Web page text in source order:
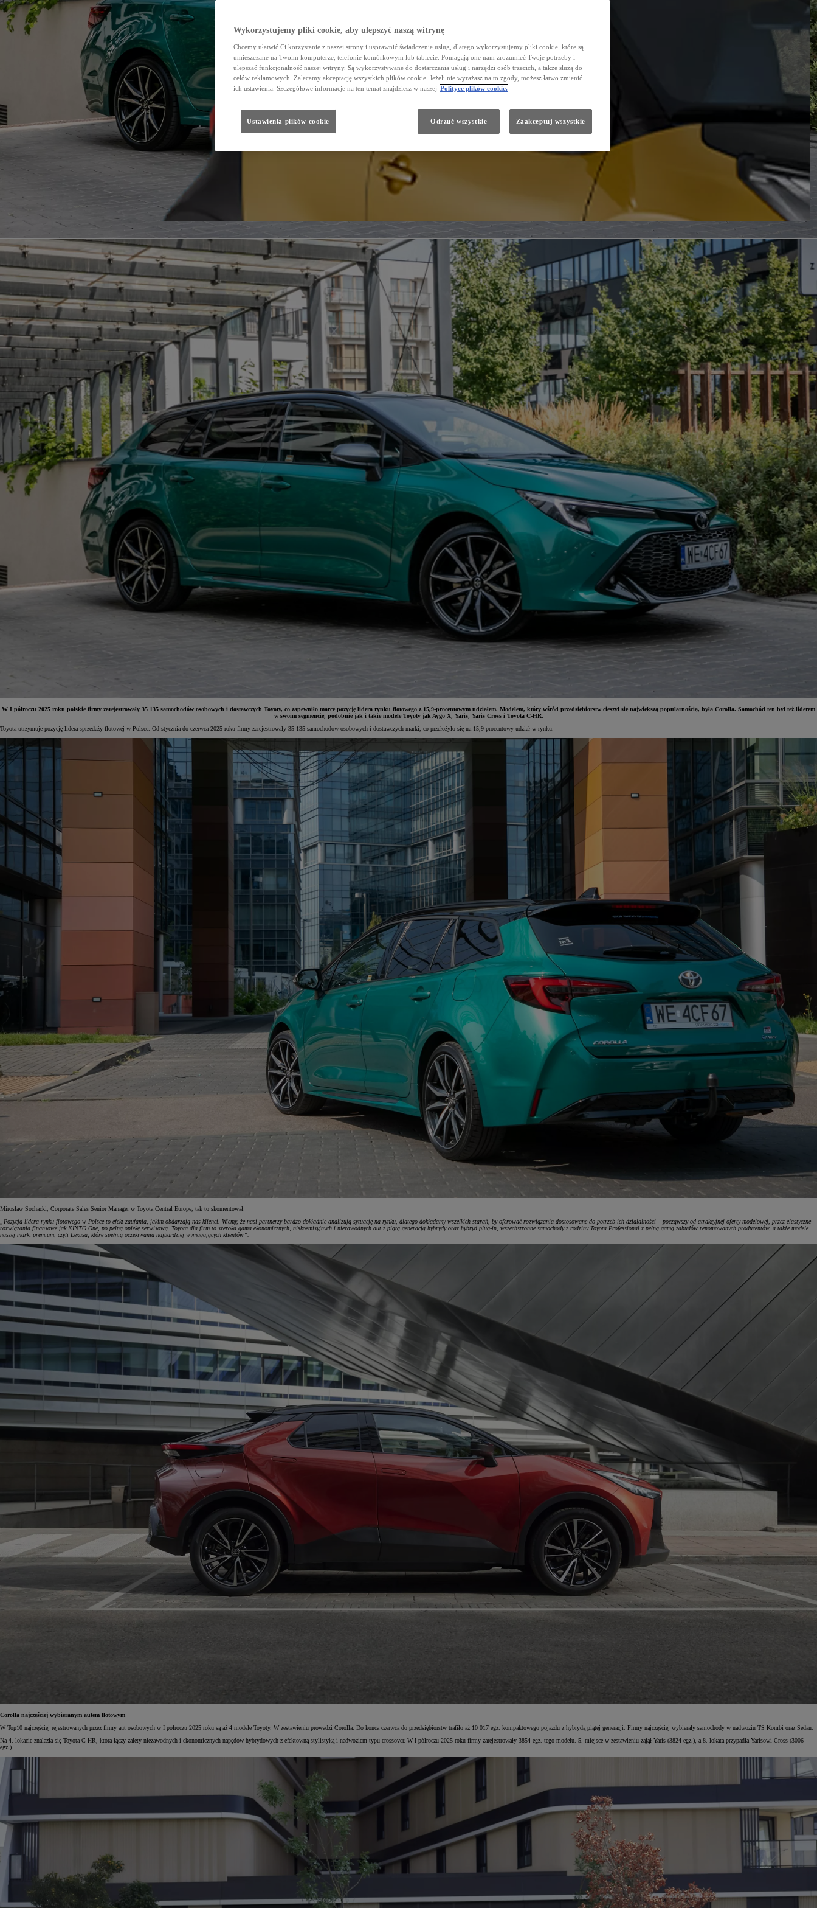
Od81 900 zł
HYBRID
Corolla Hatchback
HYBRID
W I półroczu 2025 roku polskie firmy zarejestrowały 35 135 samochodów osobowych i dostawczych Toyoty, co zapewniło marce pozycję lidera rynku flotowego z 15,9-procentowym udziałem. Modelem, który wśród przedsiębiorstw cieszył się największą popularnością, była Corolla. Samochód ten był też liderem
w swoim segmencie, podobnie jak i takie modele Toyoty jak Aygo X, Yaris, Yaris Cross i Toyota C-HR.
Toyota utrzymuje pozycję lidera sprzedaży flotowej w Polsce. Od stycznia do czerwca 2025 roku firmy zarejestrowały 35 135 samochodów osobowych i dostawczych marki, co przełożyło się na 15,9-procentowy udział w rynku.
Mirosław Sochacki, Corporate Sales Senior Manager w Toyota Central Europe, tak to skomentował:
„Pozycja lidera rynku flotowego w Polsce to efekt zaufania, jakim obdarzają nas klienci. Wiemy, że nasi partnerzy bardzo dokładnie analizują sytuację na rynku, dlatego dokładamy wszelkich starań, by oferować rozwiązania dostosowane do potrzeb ich działalności – począwszy od atrakcyjnej oferty modelowej, przez elastyczne
rozwiązania finansowe jak KINTO One, po pełną opiekę serwisową. Toyota dla firm to szeroka gama ekonomicznych, niskoemisyjnych i niezawodnych aut z piątą generacją hybrydy oraz hybryd plug-in, wszechstronne samochody z rodziny Toyota Professional z pełną gamą zabudów renomowanych producentów, a także modele
naszej marki premium, czyli Lexusa, które spełnią oczekiwania najbardziej wymagających klientów”.
Corolla najczęściej wybieranym autem flotowym
W Top10 najczęściej rejestrowanych przez firmy aut osobowych w I półroczu 2025 roku są aż 4 modele Toyoty. W zestawieniu prowadzi Corolla. Do końca czerwca do przedsiębiorstw trafiło aż 10 017 egz. kompaktowego pojazdu z hybrydą piątej generacji. Firmy najczęściej wybierały samochody w nadwoziu TS Kombi oraz Sedan.
Na 4. lokacie znalazła się Toyota C-HR, która łączy zalety niezawodnych i ekonomicznych napędów hybrydowych z efektowną stylistyką i nadwoziem typu crossover. W I półroczu 2025 roku firmy zarejestrowały 3854 egz. tego modelu. 5. miejsce w zestawieniu zajął Yaris (3824 egz.), a 8. lokata przypadła Yarisowi Cross (3006
egz.).
Wykorzystujemy pliki cookie, aby ulepszyć naszą witrynę
Chcemy ułatwić Ci korzystanie z naszej strony i usprawnić świadczenie usług, dlatego wykorzystujemy pliki cookie, które są
umieszczane na Twoim komputerze, telefonie komórkowym lub tablecie. Pomagają one nam zrozumieć Twoje potrzeby i
ulepszać funkcjonalność naszej witryny. Są wykorzystywane do dostarczania usług i narzędzi osób trzecich, a także służą do
celów reklamowych. Zalecamy akceptację wszystkich plików cookie. Jeżeli nie wyrażasz na to zgody, możesz łatwo zmienić
ich ustawienia. Szczegółowe informacje na ten temat znajdziesz w naszej Polityce plików cookie.
Odrzuć wszystkie Zaakceptuj wszystkie
Ustawienia plików cookie